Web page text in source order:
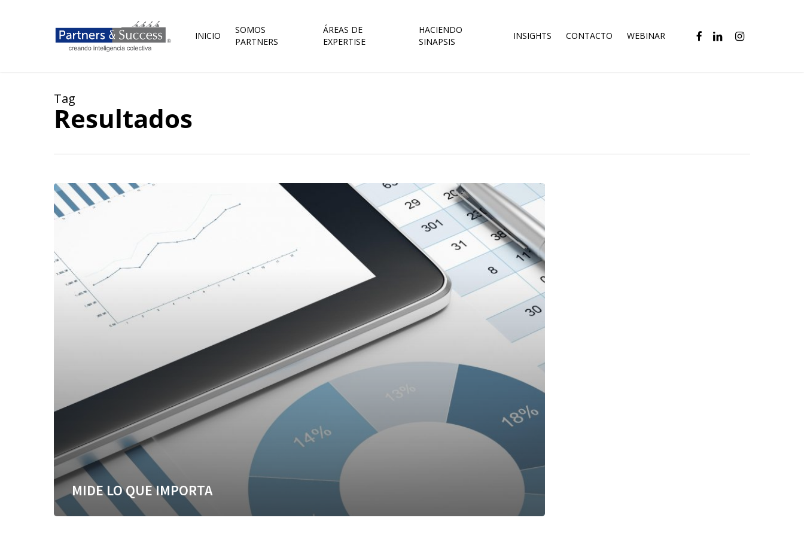
INICIO
SOMOS
PARTNERS
ÁREAS DE
EXPERTISE
HACIENDO
SINAPSIS
INSIGHTS CONTACTO WEBINAR FACEBOOKLINKEDININSTAGRAM
Tag
Resultados
Mide
lo
que
importa
MIDE LO QUE IMPORTA